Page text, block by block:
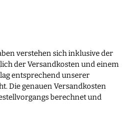
verstehen sich inklusive der
der Versandkosten und einem
entsprechend unserer
Die genauen Versandkosten
berechnet und